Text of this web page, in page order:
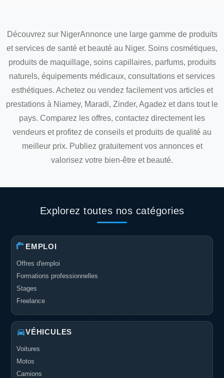
Découvrez sur NigerAnnonce une large gamme de produits
et services de santé et beauté au Niger. Soins cosmétiques,
produits de maquillage, soins capillaires, parfums, produits
naturels, équipements médicaux, consultations et services
esthétiques. Achetez ou vendez facilement vos articles et
prestations à Niamey, Maradi, Zinder, Agadez et dans tout le
pays. Comparez les offres, contactez directement les
vendeurs et profitez de conseils et produits de qualité au
meilleur prix. Publiez gratuitement vos annonces et
valorisez votre bien-être et beauté.
Explorez toutes nos catégories
EMPLOI
Offres d'emploi
Formations professionnelles
Stages
Freelance
VÉHICULES
Voitures
Motos
Camions